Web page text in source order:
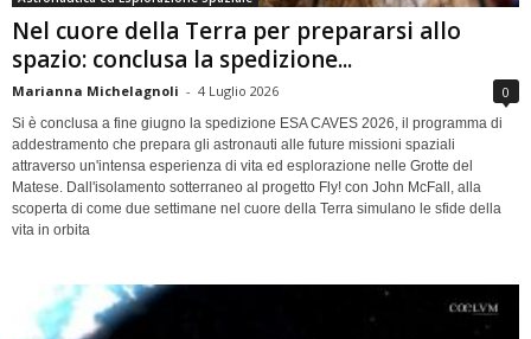
Nel cuore della Terra per prepararsi allo
spazio: conclusa la spedizione...
Marianna Michelagnoli - 4 Luglio 2026 0
Si è conclusa a fine giugno la spedizione ESA CAVES 2026, il programma di
addestramento che prepara gli astronauti alle future missioni spaziali
attraverso un'intensa esperienza di vita ed esplorazione nelle Grotte del
Matese. Dall'isolamento sotterraneo al progetto Fly! con John McFall, alla
scoperta di come due settimane nel cuore della Terra simulano le sfide della
vita in orbita